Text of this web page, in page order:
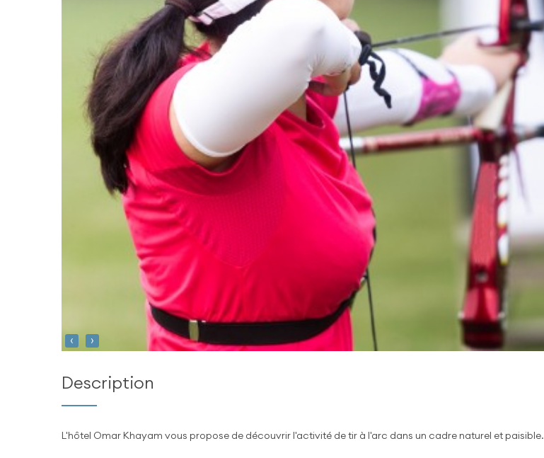
‹ ›
Description
L'hôtel Omar Khayam vous propose de découvrir l'activité de tir à l'arc dans un cadre naturel et paisible.